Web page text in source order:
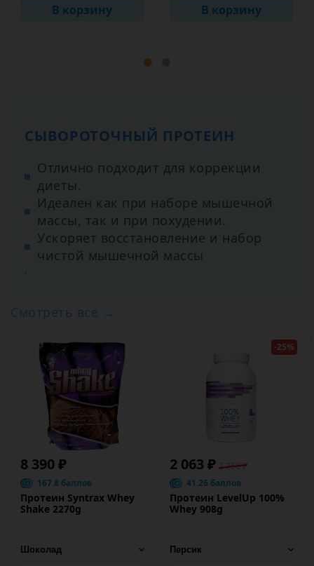
В корзину В корзину
СЫВОРОТОЧНЫЙ ПРОТЕИН
Отлично подходит для коррекции
диеты.
Идеален как при наборе мышечной
массы, так и при похудении.
Ускоряет восстановление и набор
чистой мышечной массы
Смотреть все →
8 390 ₽
167.8 баллов
Протеин Syntrax Whey
Shake 2270g
-25%
2 063 ₽ 2 750 ₽
41.26 баллов
Протеин LevelUp 100%
Whey 908g